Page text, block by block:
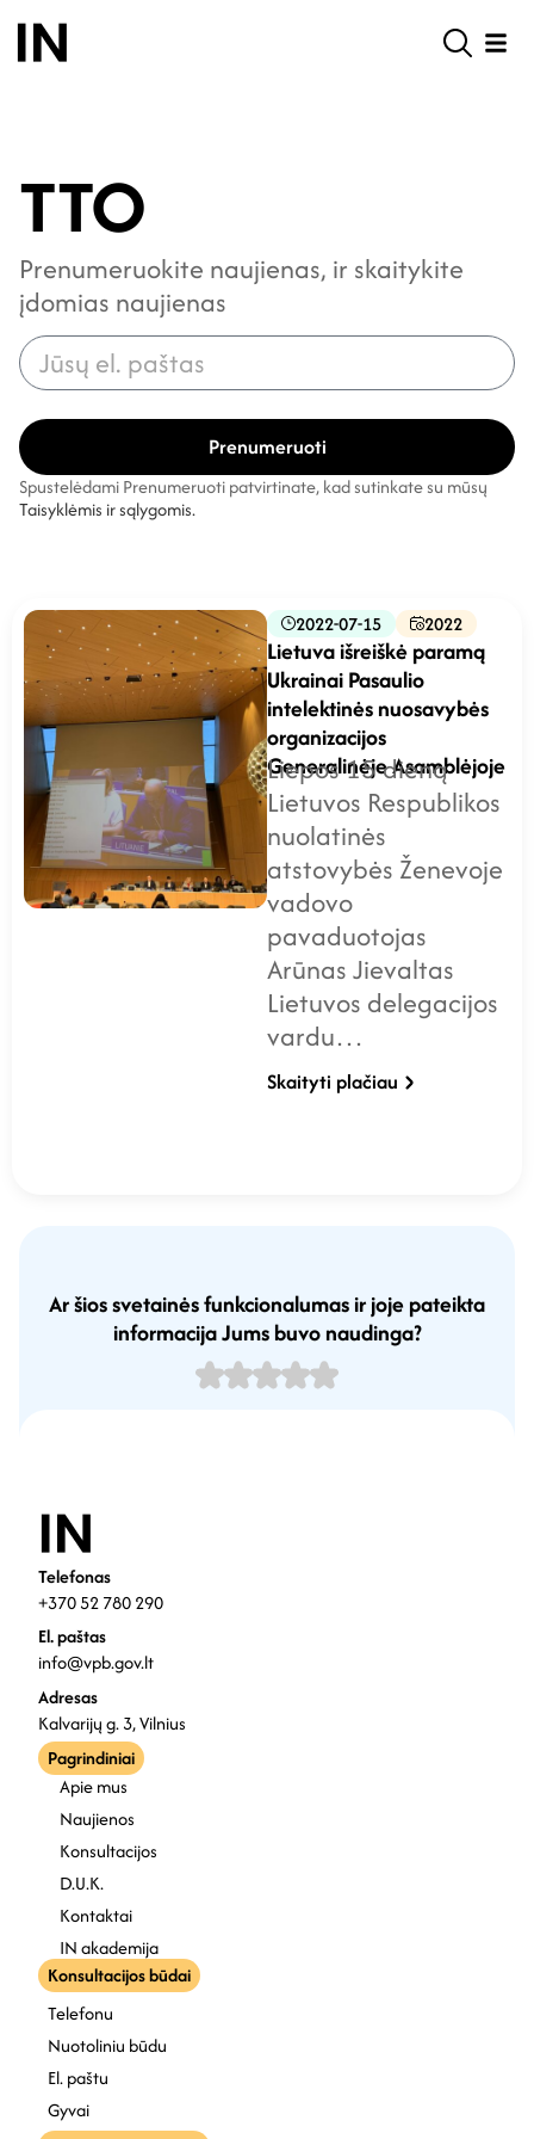
TTO
Prenumeruokite naujienas, ir skaitykite
įdomias naujienas
Prenumeruoti
Spustelėdami Prenumeruoti patvirtinate, kad sutinkate su mūsų
Taisyklėmis ir sąlygomis.
2022-07-15 2022
Lietuva išreiškė paramą
Ukrainai Pasaulio
intelektinės nuosavybės
organizacijos
Generalinėje Asamblėjoje
Liepos 15 dieną
Lietuvos Respublikos
nuolatinės
atstovybės Ženevoje
vadovo
pavaduotojas
Arūnas Jievaltas
Lietuvos delegacijos
vardu…
Skaityti plačiau
Ar šios svetainės funkcionalumas ir joje pateikta
informacija Jums buvo naudinga?
Telefonas
+370 52 780 290
El. paštas
info@vpb.gov.lt
Adresas
Kalvarijų g. 3, Vilnius
Pagrindiniai
Apie mus
Naujienos
Konsultacijos
D.U.K.
Kontaktai
IN akademija
Konsultacijos būdai
Telefonu
Nuotoliniu būdu
El. paštu
Gyvai